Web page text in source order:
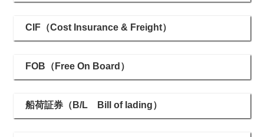
CIF（Cost Insurance & Freight）
FOB（Free On Board）
船荷証券（B/L Bill of lading）